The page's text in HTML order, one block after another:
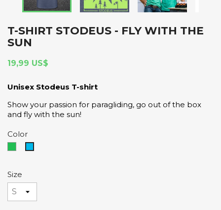
T-SHIRT STODEUS - FLY WITH THE
SUN
19,99 US$
Unisex Stodeus T-shirt
Show your passion for paragliding, go out of the box
and fly with the sun!
Color
Size